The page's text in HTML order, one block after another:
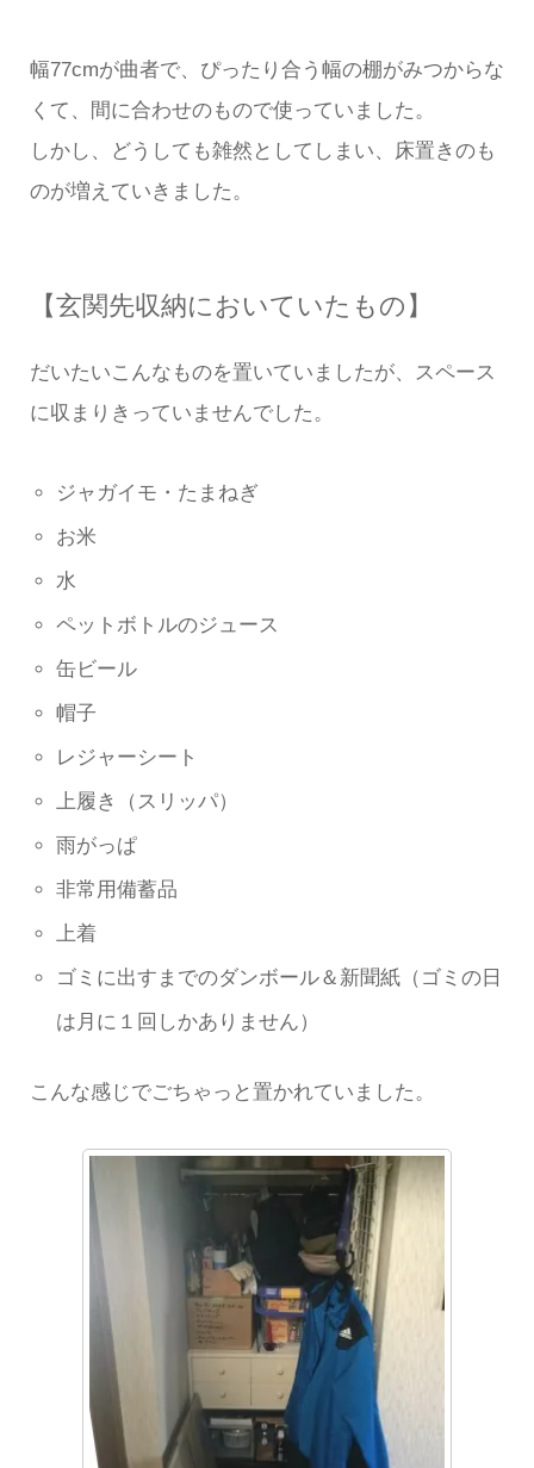
幅77cmが曲者で、ぴったり合う幅の棚がみつからな
くて、間に合わせのもので使っていました。
しかし、どうしても雑然としてしまい、床置きのも
のが増えていきました。
【玄関先収納においていたもの】
だいたいこんなものを置いていましたが、スペース
に収まりきっていませんでした。
ジャガイモ・たまねぎ
お米
水
ペットボトルのジュース
缶ビール
帽子
レジャーシート
上履き（スリッパ）
雨がっぱ
非常用備蓄品
上着
ゴミに出すまでのダンボール＆新聞紙（ゴミの日
は月に１回しかありません）
こんな感じでごちゃっと置かれていました。